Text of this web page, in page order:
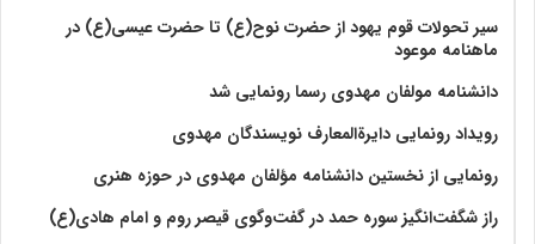
سیر تحولات قوم یهود از حضرت نوح(ع) تا حضرت عیسی(ع) در
ماهنامه موعود
دانشنامه مولفان مهدوی رسما رونمایی شد
رویداد رونمایی دایرةالمعارف نویسندگان مهدوی
رونمایی از نخستین دانشنامه مؤلفان مهدوی در حوزه هنری
راز شگفت‌انگیز سوره حمد در گفت‌وگوی قیصر روم و امام هادی(ع)